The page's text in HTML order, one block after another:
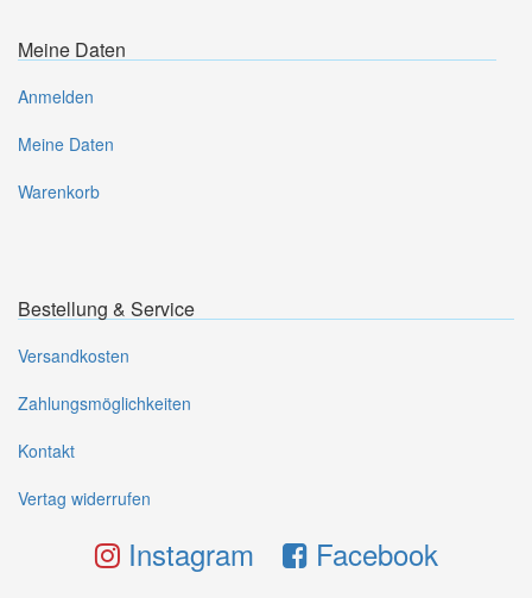
Meine Daten
Anmelden
Meine Daten
Warenkorb
Bestellung & Service
Versandkosten
Zahlungsmöglichkeiten
Kontakt
Vertag widerrufen
Instagram Facebook